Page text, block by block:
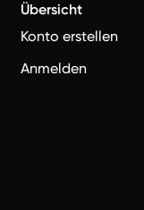
Übersicht
Konto erstellen
Anmelden